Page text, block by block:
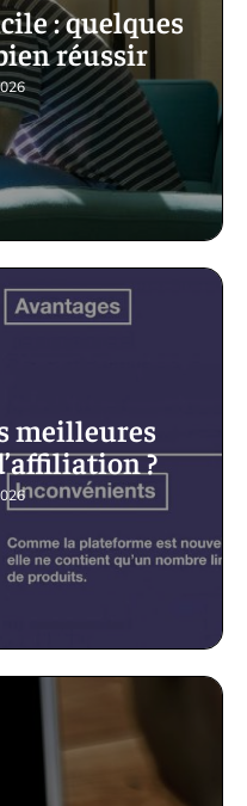
: quelques
réussir
meilleures
?